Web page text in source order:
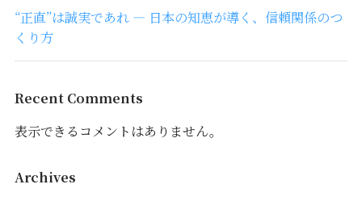
“正直”は誠実であれ ― 日本の知恵が導く、信頼関係のつ
くり方
Recent Comments
表示できるコメントはありません。
Archives